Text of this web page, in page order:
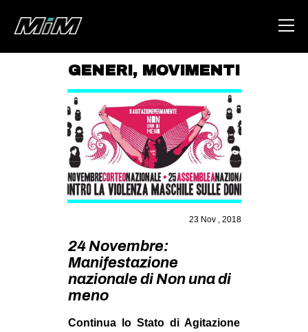
ABOUT
AREA
DEGENERAZIONE
GAZA FREESTYLE
CSOA LAMBRETTA
MSM
STUDENTI TSUNAMI
ZAM
GENERI , MOVIMENTI
23 Nov , 2018
24 Novembre:
Manifestazione
nazionale di Non una di
meno
Continua lo Stato di Agitazione